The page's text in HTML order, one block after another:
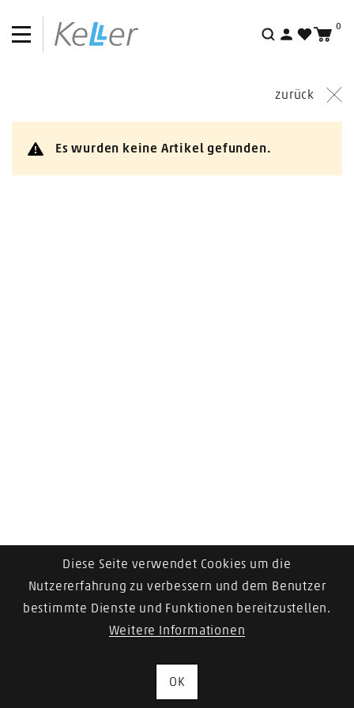
Suche
0
Fundgrube
zurück
Es wurden keine Artikel gefunden.
Diese Seite verwendet Cookies um die
Nutzererfahrung zu verbessern und dem Benutzer
bestimmte Dienste und Funktionen bereitzustellen.
Weitere Informationen
OK